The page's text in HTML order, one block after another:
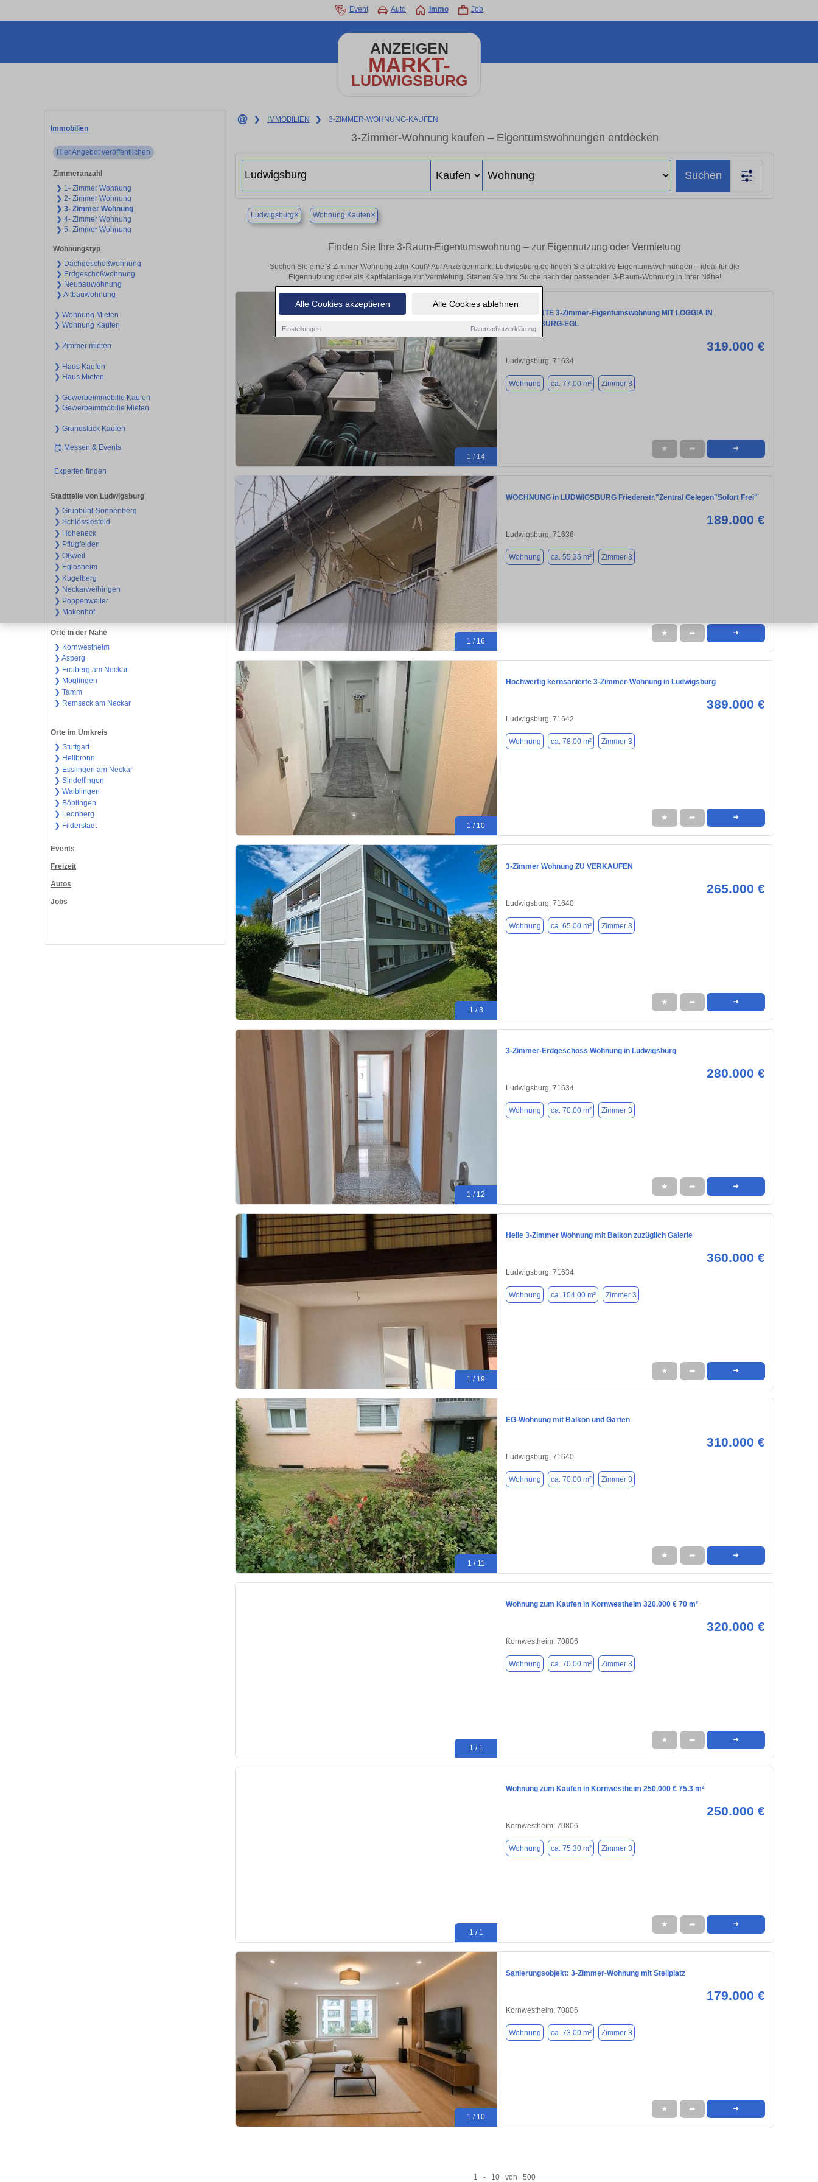
Alle Cookies akzeptieren Alle Cookies ablehnen
Einstellungen Datenschutzerklärung
Event Auto Immo Job
ANZEIGEN
MARKT-
LUDWIGSBURG
Immobilien
Hier Angebot veröffentlichen
Zimmeranzahl
❯ 1- Zimmer Wohnung
❯ 2- Zimmer Wohnung
❯ 3- Zimmer Wohnung
❯ 4- Zimmer Wohnung
❯ 5- Zimmer Wohnung
Wohnungstyp
❯ Dachgeschoßwohnung
❯ Erdgeschoßwohnung
❯ Neubauwohnung
❯ Altbauwohnung
❯ Wohnung Mieten
❯ Wohnung Kaufen
❯ Zimmer mieten
❯ Haus Kaufen
❯ Haus Mieten
❯ Gewerbeimmobilie Kaufen
❯ Gewerbeimmobilie Mieten
❯ Grundstück Kaufen
Messen & Events
Experten finden
Stadtteile von Ludwigsburg
❯ Grünbühl-Sonnenberg
❯ Schlösslesfeld
❯ Hoheneck
❯ Pflugfelden
❯ Oßweil
❯ Eglosheim
❯ Kugelberg
❯ Neckarweihingen
❯ Poppenweiler
❯ Makenhof
Orte in der Nähe
❯ Kornwestheim
❯ Asperg
❯ Freiberg am Neckar
❯ Möglingen
❯ Tamm
❯ Remseck am Neckar
Orte im Umkreis
❯ Stuttgart
❯ Heilbronn
❯ Esslingen am Neckar
❯ Sindelfingen
❯ Waiblingen
❯ Böblingen
❯ Leonberg
❯ Filderstadt
Events
Freizeit
Autos
Jobs
❯ IMMOBILIEN ❯ 3-ZIMMER-WOHNUNG-KAUFEN
3-Zimmer-Wohnung kaufen – Eigentumswohnungen entdecken
Suchen
Ludwigsburg× Wohnung Kaufen×
Finden Sie Ihre 3-Raum-Eigentumswohnung – zur Eigennutzung oder Vermietung
Suchen Sie eine 3-Zimmer-Wohnung zum Kauf? Auf Anzeigenmarkt-Ludwigsburg.de finden Sie attraktive Eigentumswohnungen – ideal für die
Eigennutzung oder als Kapitalanlage zur Vermietung. Starten Sie Ihre Suche nach der passenden 3-Raum-Wohnung in Ihrer Nähe!
1 / 14
CHARMANTE 3-Zimmer-Eigentumswohnung MIT LOGGIA IN
LUDWIGSBURG-EGL
319.000 €
Ludwigsburg, 71634
Wohnung ca. 77,00 m² Zimmer 3
★ ➦ ➜
1 / 16
WOCHNUNG in LUDWIGSBURG Friedenstr."Zentral Gelegen"Sofort Frei"
189.000 €
Ludwigsburg, 71636
Wohnung ca. 55,35 m² Zimmer 3
★ ➦ ➜
1 / 10
Hochwertig kernsanierte 3-Zimmer-Wohnung in Ludwigsburg
389.000 €
Ludwigsburg, 71642
Wohnung ca. 78,00 m² Zimmer 3
★ ➦ ➜
1 / 3
3-Zimmer Wohnung ZU VERKAUFEN
265.000 €
Ludwigsburg, 71640
Wohnung ca. 65,00 m² Zimmer 3
★ ➦ ➜
1 / 12
3-Zimmer-Erdgeschoss Wohnung in Ludwigsburg
280.000 €
Ludwigsburg, 71634
Wohnung ca. 70,00 m² Zimmer 3
★ ➦ ➜
1 / 19
Helle 3-Zimmer Wohnung mit Balkon zuzüglich Galerie
360.000 €
Ludwigsburg, 71634
Wohnung ca. 104,00 m² Zimmer 3
★ ➦ ➜
1 / 11
EG-Wohnung mit Balkon und Garten
310.000 €
Ludwigsburg, 71640
Wohnung ca. 70,00 m² Zimmer 3
★ ➦ ➜
1 / 1
Wohnung zum Kaufen in Kornwestheim 320.000 € 70 m²
320.000 €
Kornwestheim, 70806
Wohnung ca. 70,00 m² Zimmer 3
★ ➦ ➜
1 / 1
Wohnung zum Kaufen in Kornwestheim 250.000 € 75.3 m²
250.000 €
Kornwestheim, 70806
Wohnung ca. 75,30 m² Zimmer 3
★ ➦ ➜
1 / 10
Sanierungsobjekt: 3-Zimmer-Wohnung mit Stellplatz
179.000 €
Kornwestheim, 70806
Wohnung ca. 73,00 m² Zimmer 3
★ ➦ ➜
1 - 10 von 500